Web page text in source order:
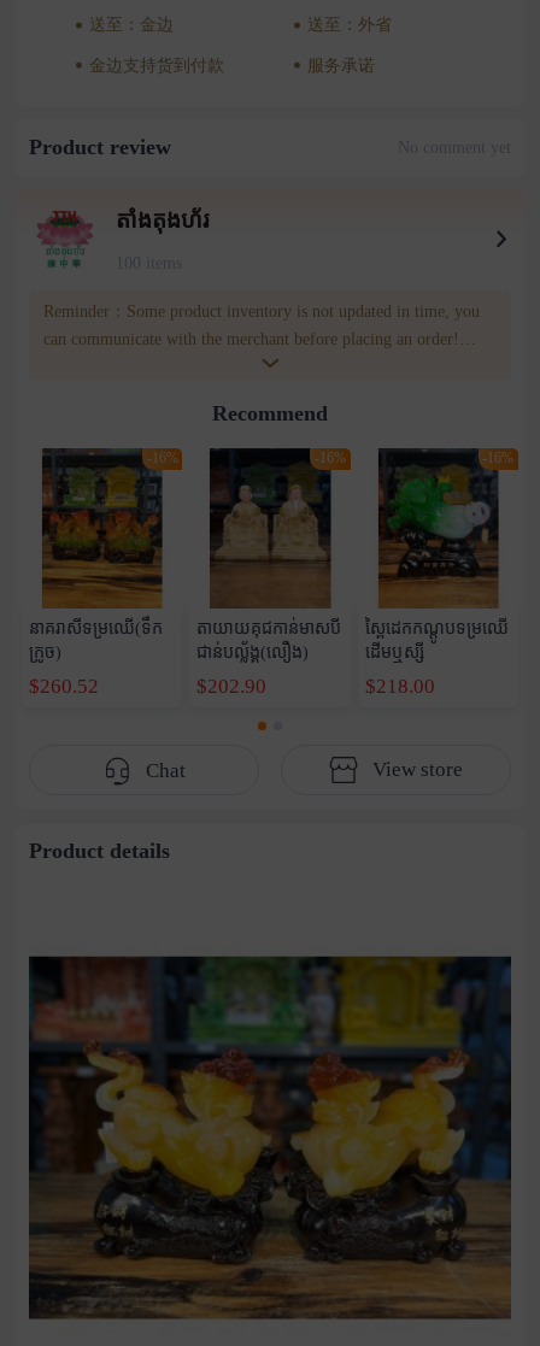
送至：金边 送至：外省
金边支持货到付款 服务承诺
Product review No comment yet
តាំងតុងហ័រ
100 items
Reminder：Some product inventory is not updated in time, you
can communicate with the merchant before placing an order!
Recommend
-16%
នាគរាសីទម្រឈើ(ទឹក
ក្រូច)
$260.52
-16%
តាយាយគុជកាន់មាសបី
ជាន់បល្ល័ង្គ(លឿង)
$202.90
-16%
ស្ពៃដេកកណ្តូបទម្រឈើ
ដើមឬស្សី
$218.00
Chat View store
Product details